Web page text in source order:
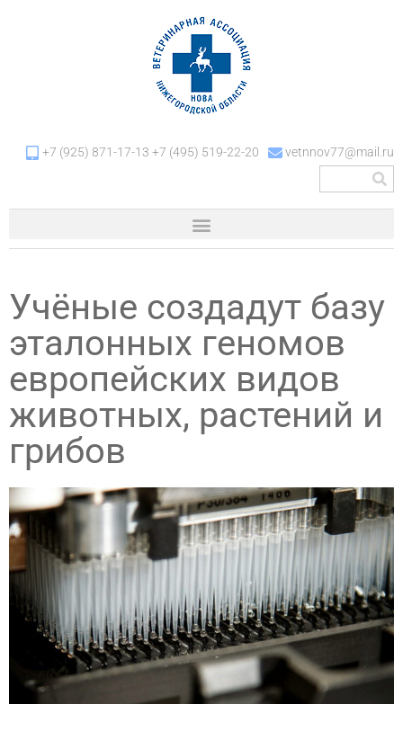
+7 (925) 871-17-13 +7 (495) 519-22-20 vetnnov77@mail.ru
Учёные создадут базу
эталонных геномов
европейских видов
животных, растений и
грибов